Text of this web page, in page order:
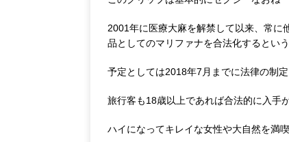
2001年に医療大麻を解禁して以来、常に
品としてのマリファナを合法化するとい
予定としては2018年7月までに法律の制
旅行客も18歳以上であれば合法的に入手
ハイになってキレイな女性や大自然を満